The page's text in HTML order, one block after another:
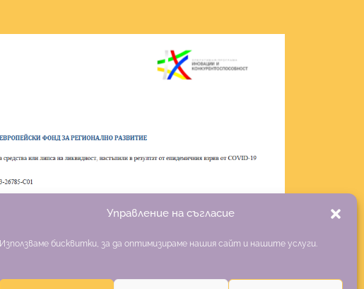
Управление на съгласие
Използваме бисквитки, за да оптимизираме нашия сайт и нашите услуги.